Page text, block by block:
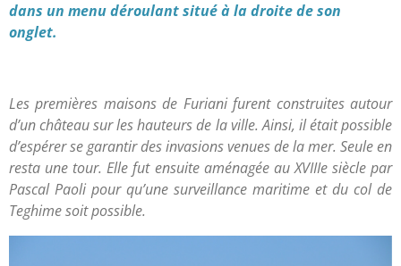
dans un menu déroulant situé à la droite de son
onglet.
Les premières maisons de Furiani furent construites autour
d’un château sur les hauteurs de la ville. Ainsi, il était possible
d’espérer se garantir des invasions venues de la mer. Seule en
resta une tour. Elle fut ensuite aménagée au XVIIIe siècle par
Pascal Paoli pour qu’une surveillance maritime et du col de
Teghime soit possible.